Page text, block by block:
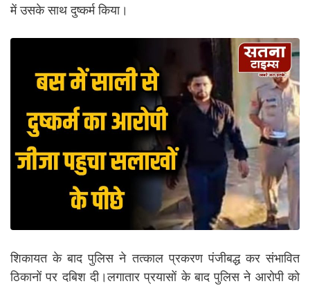
में उसके साथ दुष्कर्म किया।
शिकायत के बाद पुलिस ने तत्काल प्रकरण पंजीबद्ध कर संभावित
ठिकानों पर दबिश दी।लगातार प्रयासों के बाद पुलिस ने आरोपी को